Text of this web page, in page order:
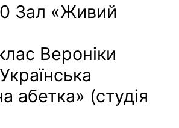
Зал «Живий
Вероніки
абетка» (студія